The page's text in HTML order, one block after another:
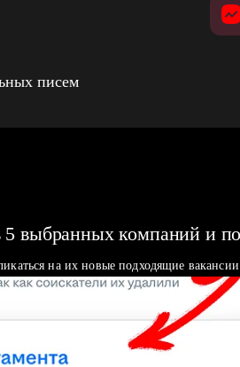
писем
выбранных компаний и
на их новые подходящие